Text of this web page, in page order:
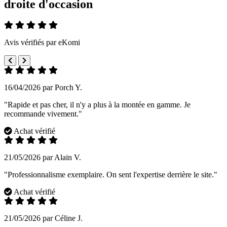
droite d'occasion
Avis vérifiés par eKomi
16/04/2026 par Porch Y.
"Rapide et pas cher, il n'y a plus à la montée en gamme. Je
recommande vivement."
Achat vérifié
21/05/2026 par Alain V.
"Professionnalisme exemplaire. On sent l'expertise derrière le site."
Achat vérifié
21/05/2026 par Céline J.